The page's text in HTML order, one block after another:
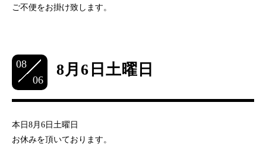
ご不便をお掛け致します。
08
06
8月6日土曜日
本日8月6日土曜日
お休みを頂いております。